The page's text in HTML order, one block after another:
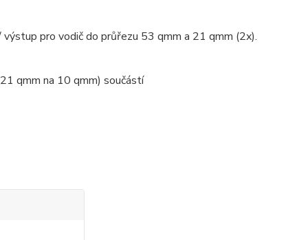
pro vodič do průřezu 53 qmm a 21 qmm (2x).
qmm na 10 qmm) součástí